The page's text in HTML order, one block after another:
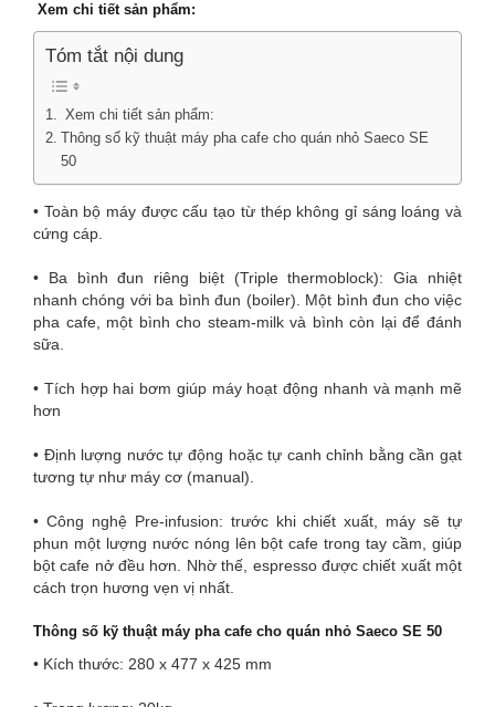
Xem chi tiết sản phẩm:
Tóm tắt nội dung
Xem chi tiết sản phẩm:
Thông số kỹ thuật máy pha cafe cho quán nhỏ Saeco SE
50
• Toàn bộ máy được cấu tạo từ thép không gỉ sáng loáng và
cứng cáp.
• Ba bình đun riêng biệt (Triple thermoblock): Gia nhiệt
nhanh chóng với ba bình đun (boiler). Một bình đun cho việc
pha cafe, một bình cho steam-milk và bình còn lại để đánh
sữa.
• Tích hợp hai bơm giúp máy hoạt động nhanh và mạnh mẽ
hơn
• Định lượng nước tự động hoặc tự canh chỉnh bằng cần gạt
tương tự như máy cơ (manual).
• Công nghệ Pre-infusion: trước khi chiết xuất, máy sẽ tự
phun một lượng nước nóng lên bột cafe trong tay cầm, giúp
bột cafe nở đều hơn. Nhờ thế, espresso được chiết xuất một
cách trọn hương vẹn vị nhất.
Thông số kỹ thuật máy pha cafe cho quán nhỏ Saeco SE 50
• Kích thước: 280 x 477 x 425 mm